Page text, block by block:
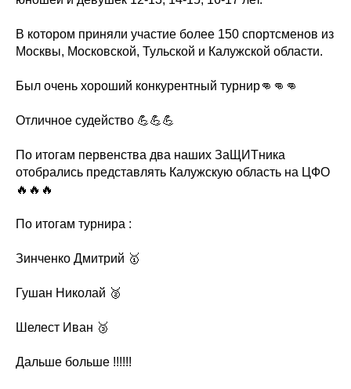
В котором приняли участие более 150 спортсменов из
Москвы, Московской, Тульской и Калужской области.
Был очень хороший конкурентный турнир👊👊👊
Отличное судейство 💪💪💪
По итогам первенства два наших ЗаЩИТника
отобрались представлять Калужскую область на ЦФО
🔥🔥🔥
По итогам турнира :
Зинченко Дмитрий 🥇
Гушан Николай 🥈
Шелест Иван 🥉
Дальше больше !!!!!!